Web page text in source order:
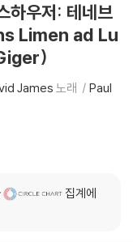
우저: 테네브
Limen ad Lu
James 노래
Paul
집계에